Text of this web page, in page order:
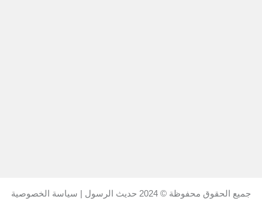
جميع الحقوق محفوظة © 2024 حديث الرسول | سياسة الخصوصية